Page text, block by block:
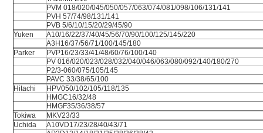
PVM 018/020/045/050/057/063/074/081/098/106/131/141
PVH 57/74/98/131/141
PVB 5/6/10/15/20/29/45/90
Yuken
A10/16/22/37/40/45/56/70/90/100/125/145/220
A3H16/37/56/71/100/145/180
Parker
PVP16/23/33/41/48/60/76/100/140
PV 016/020/023/028/032/040/046/063/080/092/140/180/270
P2/3-060/075/105/145
PAVC 33/38/65/100
Hitachi
HPV050/102/105/118/135
HMGC16/32/48
HMGF35/36/38/57
Tokiwa
MKV23/33
Uchida
A10VD17/23/28/40/43/71